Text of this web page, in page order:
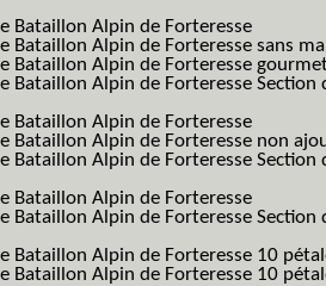
Bataillon Alpin de Forteresse
Bataillon Alpin de Forteresse sans
Bataillon Alpin de Forteresse
Bataillon Alpin de Forteresse
Bataillon Alpin de Forteresse
Bataillon Alpin de Forteresse non
Bataillon Alpin de Forteresse
Bataillon Alpin de Forteresse
Bataillon Alpin de Forteresse
Bataillon Alpin de Forteresse 10
Bataillon Alpin de Forteresse 10